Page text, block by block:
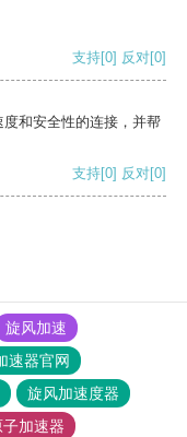
支持[0] 反对[0]
和安全性的连接，并帮
支持[0] 反对[0]
旋风加速
速器官网
旋风加速度器
子加速器